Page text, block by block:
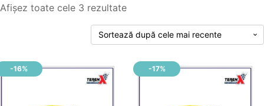
Afișez toate cele 3 rezultateSortat
după
cele
recente
-16% -17%